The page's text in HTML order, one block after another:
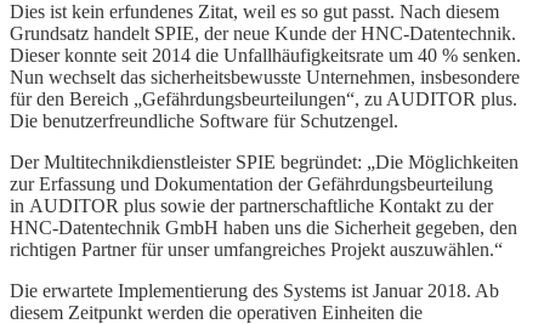
Dies ist kein erfundenes Zitat, weil es so gut passt. Nach diesem
Grundsatz handelt SPIE, der neue Kunde der HNC-Datentechnik.
Dieser konnte seit 2014 die Unfallhäufigkeitsrate um 40 % senken.
Nun wechselt das sicherheitsbewusste Unternehmen, insbesondere
für den Bereich „Gefährdungsbeurteilungen“, zu AUDITOR plus.
Die benutzerfreundliche Software für Schutzengel.
Der Multitechnikdienstleister SPIE begründet: „Die Möglichkeiten
zur Erfassung und Dokumentation der Gefährdungsbeurteilung
in AUDITOR plus sowie der partnerschaftliche Kontakt zu der
HNC-Datentechnik GmbH haben uns die Sicherheit gegeben, den
richtigen Partner für unser umfangreiches Projekt auszuwählen.“
Die erwartete Implementierung des Systems ist Januar 2018. Ab
diesem Zeitpunkt werden die operativen Einheiten die